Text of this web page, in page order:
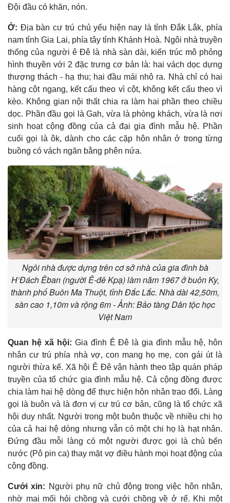
Ðội đầu có khăn, nón.
Ở: Ðịa bàn cư trú chủ yếu hiện nay là tỉnh Ðắk Lắk, phía
nam tỉnh Gia Lai, phía tây tỉnh Khánh Hoà. Ngôi nhà truyền
thống của người ê Ðê là nhà sàn dài, kiến trúc mô phỏng
hình thuyền với 2 đặc trưng cơ bản là: hai vách dọc dựng
thượng thách - hạ thu; hai đầu mái nhô ra. Nhà chỉ có hai
hàng cột ngang, kết cấu theo vì cột, không kết cấu theo vì
kèo. Không gian nội thất chia ra làm hai phần theo chiều
dọc. Phần đầu gọi là Gah, vừa là phòng khách, vừa là nơi
sinh hoạt cộng đồng của cả đại gia đình mẫu hệ. Phần
cuối gọi là ôk, dành cho các cặp hôn nhân ở trong từng
buồng có vách ngăn bằng phên nứa.
Ngôi nhà được dựng trên cơ sở nhà của gia đình bà
H’Đách Êban (người Ê-đê Kpạ) làm năm 1967 ở buôn Ky,
thành phố Buôn Ma Thuột, tỉnh Đắc Lắc. Nhà dài 42,50m,
sàn cao 1,10m và rộng 6m - Ảnh: Bảo tàng Dân tộc học
Việt Nam
Quan hệ xã hội: Gia đình Ê Ðê là gia đình mẫu hệ, hôn
nhân cư trú phía nhà vợ, con mang họ mẹ, con gái út là
người thừa kế. Xã hội Ê Ðê vận hành theo tập quán pháp
truyền của tổ chức gia đình mẫu hệ. Cả cộng đồng được
chia làm hai hệ dòng để thực hiện hôn nhân trao đổi. Làng
gọi là buôn và là đơn vị cư trú cơ bản, cũng là tổ chức xã
hội duy nhất. Người trong một buôn thuộc về nhiều chi họ
của cả hai hệ dòng nhưng vẫn có một chi họ là hạt nhân.
Ðứng đầu mỗi làng có một người được gọi là chủ bến
nước (Pô pin ca) thay mặt vợ điều hành mọi hoạt động của
cộng đồng.
Cưới xin: Người phụ nữ chủ động trong việc hôn nhân,
nhờ mai mối hỏi chồng và cưới chồng về ở rể. Khi một